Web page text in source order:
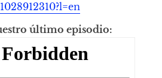
último episodio: